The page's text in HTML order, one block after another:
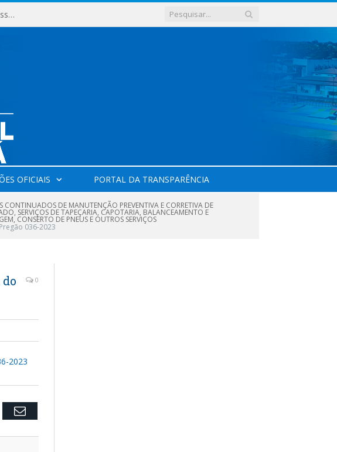
São Miguel do Guamá encerra os Jogos de Verão 2026 com sucesso de público e competições.
OFICIAIS PORTAL DA TRANSPARÊNCIA
DE MANUTENÇÃO PREVENTIVA E CORRETIVA DE
SERVIÇOS DE TAPEÇARIA, CAPOTARIA, BALANCEAMENTO E
CONSERTO DE PNEUS E OUTROS SERVIÇOS
036-2023
0
2023
Email